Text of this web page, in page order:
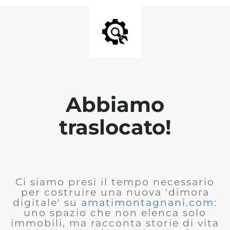
Abbiamo
traslocato!
Ci siamo presi il tempo necessario
per costruire una nuova 'dimora
digitale' su amatimontagnani.com:
uno spazio che non elenca solo
immobili, ma racconta storie di vita